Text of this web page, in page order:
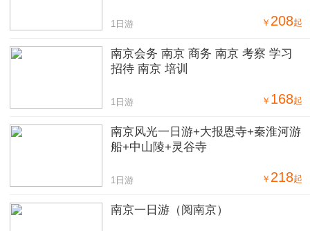
￥ 208起
1日游
南京会务 南京 商务 南京 考察 学习
招待 南京 培训
￥ 168起
1日游
南京风光一日游+大报恩寺+秦淮河游
船+中山陵+灵谷寺
￥ 218起
1日游
南京一日游（阅南京）